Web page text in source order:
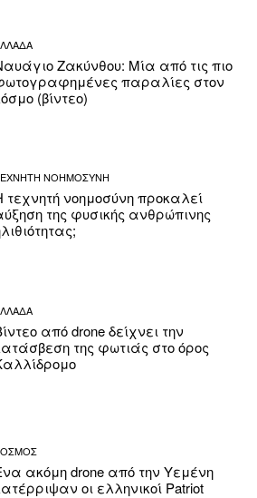
Ζακύνθου: Μία από τις πιο
παραλίες στον
(βίντεο)
ΝΟΗΜΟΣΥΝΗ
τεχνητή νοημοσύνη προκαλεί
της φυσικής ανθρώπινης
από drone δείχνει την
της φωτιάς στο όρος
ακόμη drone από την Υεμένη
οι ελληνικοί Patriot